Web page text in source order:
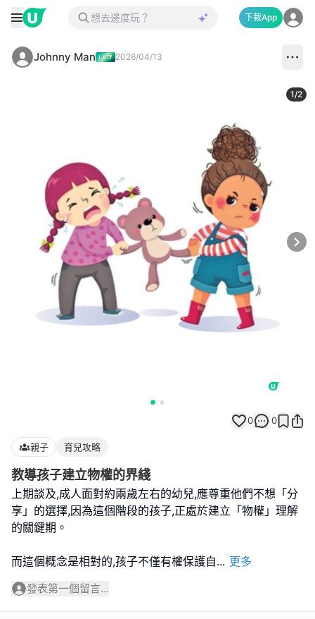
下載App
Johnny Man 2026/04/13
1/2
0 0
親子 育兒攻略
教導孩子建立物權的界綫
上期談及,成人面對約兩歲左右的幼兒,應尊重他們不想「分
享」的選擇,因為這個階段的孩子,正處於建立「物權」理解
的關鍵期。
而這個概念是相對的,孩子不僅有權保護自... 更多
發表第一個留言...